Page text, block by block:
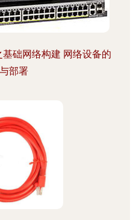
础网络构建 网络设备的
部署